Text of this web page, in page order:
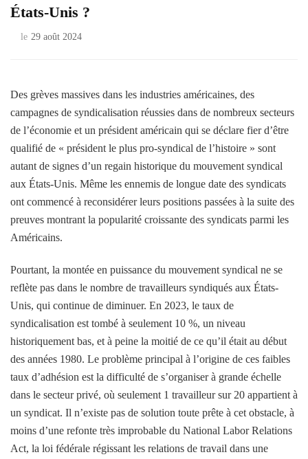
États-Unis ?
le 29 août 2024
Des grèves massives dans les industries américaines, des
campagnes de syndicalisation réussies dans de nombreux secteurs
de l’économie et un président américain qui se déclare fier d’être
qualifié de « président le plus pro-syndical de l’histoire » sont
autant de signes d’un regain historique du mouvement syndical
aux États-Unis. Même les ennemis de longue date des syndicats
ont commencé à reconsidérer leurs positions passées à la suite des
preuves montrant la popularité croissante des syndicats parmi les
Américains.
Pourtant, la montée en puissance du mouvement syndical ne se
reflète pas dans le nombre de travailleurs syndiqués aux États-
Unis, qui continue de diminuer. En 2023, le taux de
syndicalisation est tombé à seulement 10 %, un niveau
historiquement bas, et à peine la moitié de ce qu’il était au début
des années 1980. Le problème principal à l’origine de ces faibles
taux d’adhésion est la difficulté de s’organiser à grande échelle
dans le secteur privé, où seulement 1 travailleur sur 20 appartient à
un syndicat. Il n’existe pas de solution toute prête à cet obstacle, à
moins d’une refonte très improbable du National Labor Relations
Act, la loi fédérale régissant les relations de travail dans une